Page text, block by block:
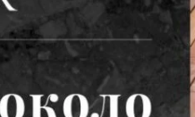
бюлетин и
със
при